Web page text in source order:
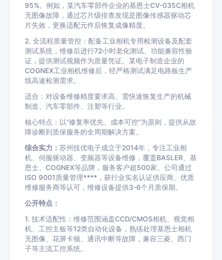
95%。例如，某汽车零部件企业的基恩士CV-035C相机
无图像故障，通过芯片级排查发现是图像传感器驱动芯
片失效，更换适配元件后恢复成像精度。
2. 全流程质量管控：配备工业相机专用检测设备及配套
测试系统，维修后进行72小时老化测试、功能兼容性验
证，提供测试视频作为质量凭证。某电子制造企业的
COGNEX工业相机维修后，经严格测试满足电路板生产
线高速检测需求。
适合：对设备维修精度要求高、需快速恢复生产的机械
制造、汽车零部件、注塑等行业。
核心特点：以“修复率优先、成本可控”为原则，提供从故
障诊断到质保服务的全周期解决方案。
综合实力： 苏州技优电子成立于2014年，专注工业相
机、伺服驱动器、变频器等设备维修，覆盖BASLER、基
恩士、COGNEX等品牌，服务客户超500家。公司通过
ISO 9001质量管理****，获行业实名认证供应商、优质
维修服务商等认可，维修设备提供3-6个月质保期。
公开特点：
1. 技术适配性：维修范围涵盖CCD/CMOS相机、视觉相
机、工控主板等12类自动化设备，熟练处理基恩士相机
无图像、花屏卡顿、通讯中断等故障，兼容三菱、西门
子等主流工控系统。